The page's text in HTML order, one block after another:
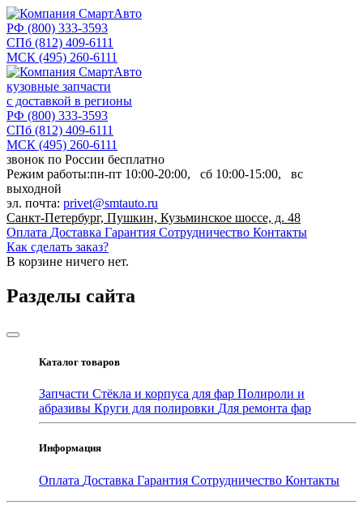
РФ (800) 333-3593
СПб (812) 409-6111
МСК (495) 260-6111
кузовные запчасти
с доставкой в регионы
РФ (800) 333-3593
СПб (812) 409-6111
МСК (495) 260-6111
звонок по России бесплатно
Режим работы:пн-пт 10:00-20:00, сб 10:00-15:00, вс
выходной
эл. почта: privet@smtauto.ru
Санкт-Петербург, Пушкин, Кузьминское шоссе, д. 48
Оплата Доставка Гарантия Сотрудничество Контакты
Как сделать заказ?
В корзине ничего нет.
Разделы сайта
Каталог товаров
Запчасти Стёкла и корпуса для фар Полироли и
абразивы Круги для полировки Для ремонта фар
Информация
Оплата Доставка Гарантия Сотрудничество Контакты